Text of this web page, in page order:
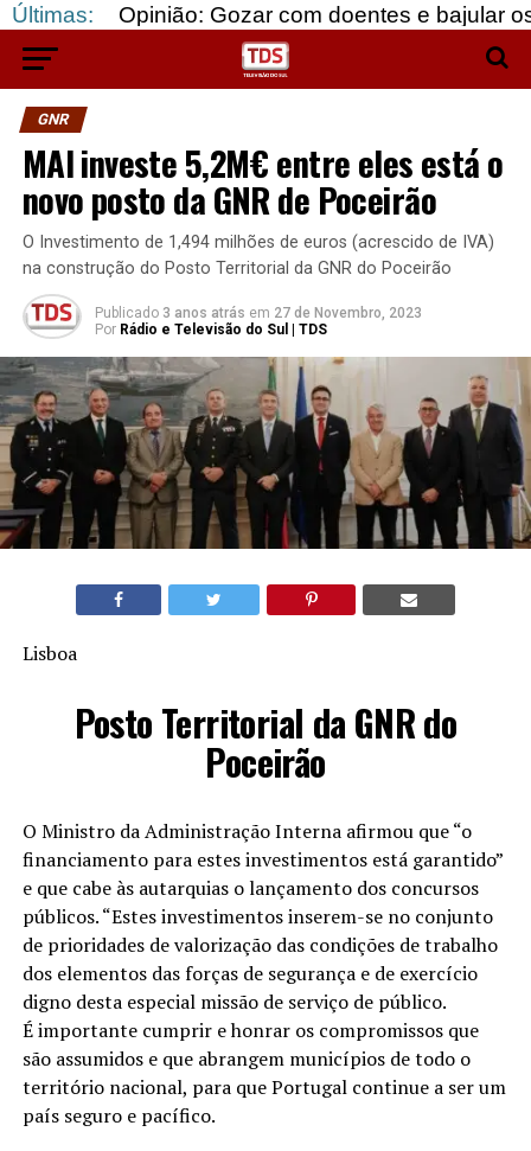
Últimas:Gozar com doentes e bajular os fortes…
GNR
MAI investe 5,2M€ entre eles está o
novo posto da GNR de Poceirão
O Investimento de 1,494 milhões de euros (acrescido de IVA)
na construção do Posto Territorial da GNR do Poceirão
Publicado 3 anos atrás em 27 de Novembro, 2023
Por Rádio e Televisão do Sul | TDS
Lisboa
Posto Territorial da GNR do
Poceirão
O Ministro da Administração Interna afirmou que “o
financiamento para estes investimentos está garantido”
e que cabe às autarquias o lançamento dos concursos
públicos. “Estes investimentos inserem-se no conjunto
de prioridades de valorização das condições de trabalho
dos elementos das forças de segurança e de exercício
digno desta especial missão de serviço de público.
É importante cumprir e honrar os compromissos que
são assumidos e que abrangem municípios de todo o
território nacional, para que Portugal continue a ser um
país seguro e pacífico.